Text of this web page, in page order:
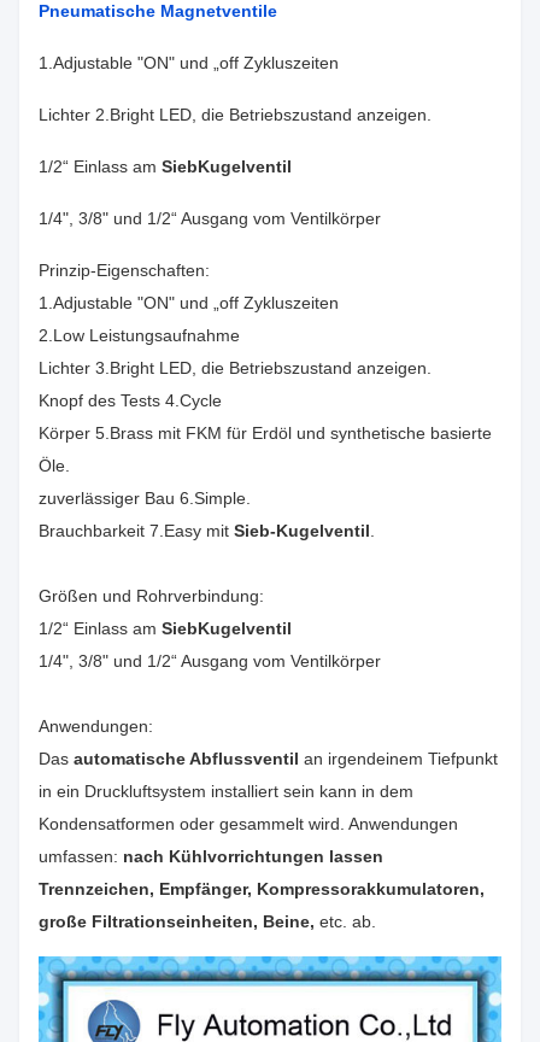
Pneumatische Magnetventile
1.Adjustable "ON" und „off Zykluszeiten
Lichter 2.Bright LED, die Betriebszustand anzeigen.
1/2“ Einlass am SiebKugelventil
1/4", 3/8" und 1/2“ Ausgang vom Ventilkörper
Prinzip-Eigenschaften:
1.Adjustable "ON" und „off Zykluszeiten
2.Low Leistungsaufnahme
Lichter 3.Bright LED, die Betriebszustand anzeigen.
Knopf des Tests 4.Cycle
Körper 5.Brass mit FKM für Erdöl und synthetische basierte
Öle.
zuverlässiger Bau 6.Simple.
Brauchbarkeit 7.Easy mit Sieb-Kugelventil
Größen und Rohrverbindung:
1/2“ Einlass am SiebKugelventil
1/4", 3/8" und 1/2“ Ausgang vom Ventilkörper
Anwendungen:
Das automatische Abflussventil an irgendeinem Tiefpunkt
in ein Druckluftsystem installiert sein kann in dem
Kondensatformen oder gesammelt wird. Anwendungen
umfassen: nach Kühlvorrichtungen lassen
Trennzeichen, Empfänger, Kompressorakkumulatoren,
große Filtrationseinheiten, Beine, etc. ab.